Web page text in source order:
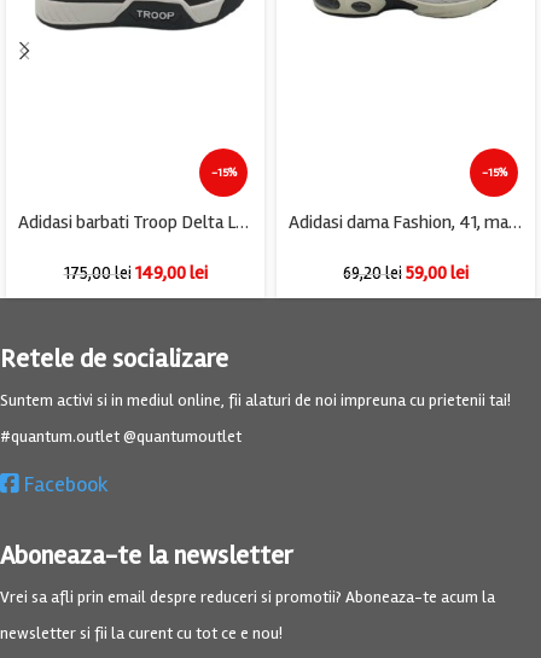
-15%
Adidasi barbati Troop Delta Low, imitatie de piele, alb negru
175,00lei 149,00lei
-15%
Adidasi dama Fashion, 41, material textil, alb
69,20lei59,00lei
Retele de socializare
Suntem activi si in mediul online, fii alaturi de noi impreuna cu prietenii tai!
#quantum.outlet @quantumoutlet
Facebook
Aboneaza-te la newsletter
Vrei sa afli prin email despre reduceri si promotii? Aboneaza-te acum la
newsletter si fii la curent cu tot ce e nou!